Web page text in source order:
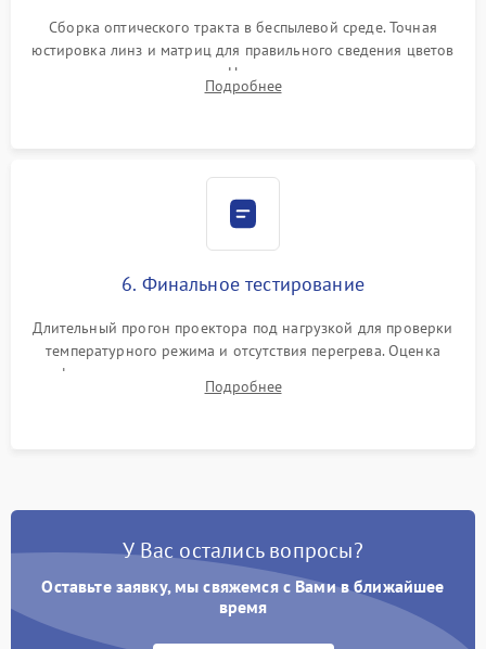
Сборка оптического тракта в беспылевой среде. Точная
юстировка линз и матриц для правильного сведения цветов
и устранения размытия. Надежное подключение всех
шлейфов, установка датчиков и закрытие корпуса
Подробнее
6. Финальное тестирование
Длительный прогон проектора под нагрузкой для проверки
температурного режима и отсутствия перегрева. Оценка
фокуса, контрастности и цветопередачи на тестовых
таблицах. Проверка работы всех видеовходов и кнопок
Подробнее
У Вас остались вопросы?
Оставьте заявку, мы свяжемся с Вами в ближайшее
время